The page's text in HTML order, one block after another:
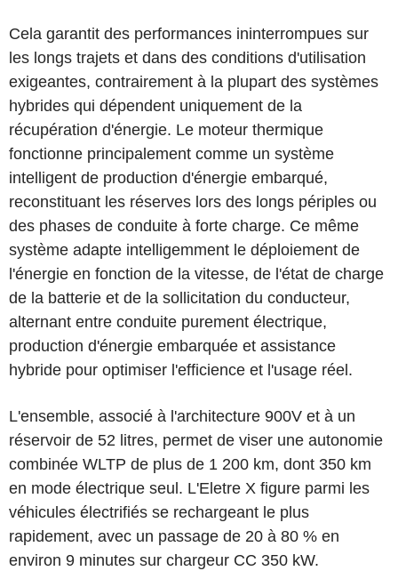
Cela garantit des performances ininterrompues sur
les longs trajets et dans des conditions d'utilisation
exigeantes, contrairement à la plupart des systèmes
hybrides qui dépendent uniquement de la
récupération d'énergie. Le moteur thermique
fonctionne principalement comme un système
intelligent de production d'énergie embarqué,
reconstituant les réserves lors des longs périples ou
des phases de conduite à forte charge. Ce même
système adapte intelligemment le déploiement de
l'énergie en fonction de la vitesse, de l'état de charge
de la batterie et de la sollicitation du conducteur,
alternant entre conduite purement électrique,
production d'énergie embarquée et assistance
hybride pour optimiser l'efficience et l'usage réel.
L'ensemble, associé à l'architecture 900V et à un
réservoir de 52 litres, permet de viser une autonomie
combinée WLTP de plus de 1 200 km, dont 350 km
en mode électrique seul. L'Eletre X figure parmi les
véhicules électrifiés se rechargeant le plus
rapidement, avec un passage de 20 à 80 % en
environ 9 minutes sur chargeur CC 350 kW.